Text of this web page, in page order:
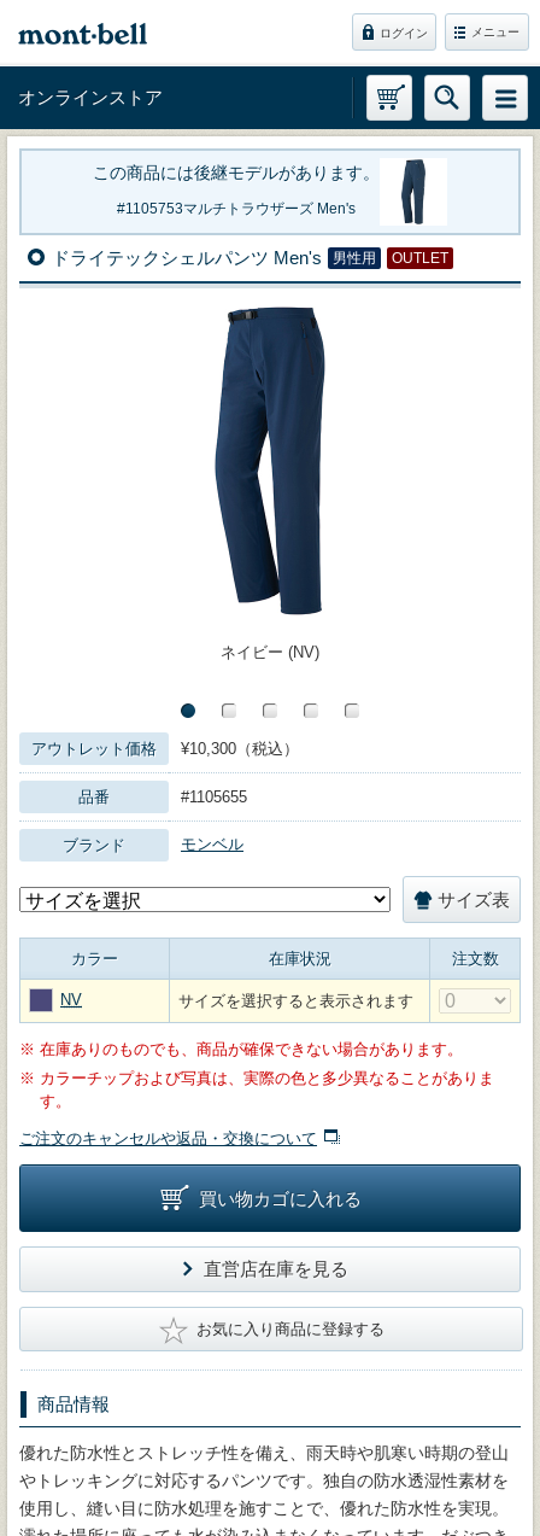
ログイン メニュー
オンラインストア
この商品には後継モデルがあります。
1105753マルチトラウザーズ Men's
ドライテックシェルパンツ Men's 男性用 OUTLET
ネイビー (NV)
アウトレット価格 ¥10,300（税込）
品番 #1105655
ブランド モンベル
サイズ表
カラー 在庫状況 注文数
NV サイズを選択すると表示されます
※ 在庫ありのものでも、商品が確保できない場合があります。
※ カラーチップおよび写真は、実際の色と多少異なることがありま
す。
ご注文のキャンセルや返品・交換について
買い物カゴに入れる
直営店在庫を見る
★ お気に入り商品に登録する
商品情報
優れた防水性とストレッチ性を備え、雨天時や肌寒い時期の登山
やトレッキングに対応するパンツです。独自の防水透湿性素材を
使用し、縫い目に防水処理を施すことで、優れた防水性を実現。